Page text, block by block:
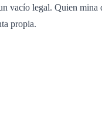
legal. Quien
propia.